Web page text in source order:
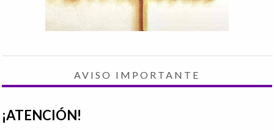
AVISO IMPORTANTE
¡ATENCIÓN!